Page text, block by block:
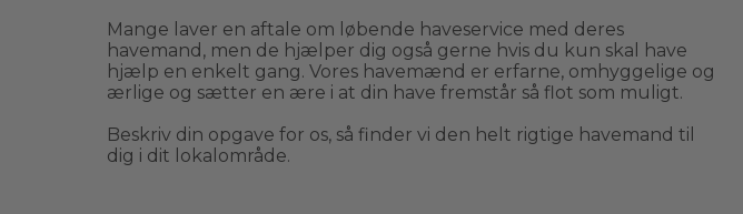
Mange laver en aftale om løbende haveservice med deres
havemand, men de hjælper dig også gerne hvis du kun skal have
hjælp en enkelt gang. Vores havemænd er erfarne, omhyggelige og
ærlige og sætter en ære i at din have fremstår så flot som muligt.
Beskriv din opgave for os, så finder vi den helt rigtige havemand til
dig i dit lokalområde.